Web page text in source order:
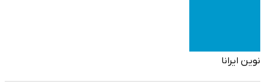
نوین ایرانا